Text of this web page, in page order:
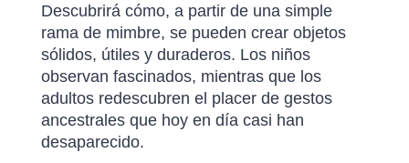
Descubrirá cómo, a partir de una simple
rama de mimbre, se pueden crear objetos
sólidos, útiles y duraderos. Los niños
observan fascinados, mientras que los
adultos redescubren el placer de gestos
ancestrales que hoy en día casi han
desaparecido.